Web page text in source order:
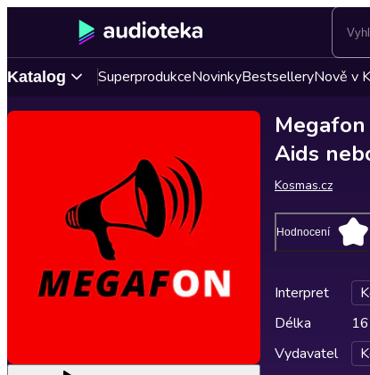
Katalog SuperprodukceNovinkyBestselleryNově v
Aids
Kosmas.cz
Hodnocení
Interpret
Délka
Vydavatel